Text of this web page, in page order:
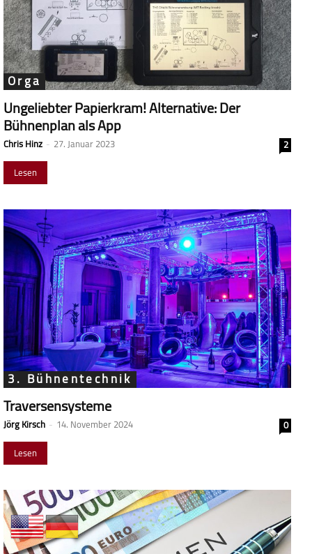
Orga
Ungeliebter Papierkram! Alternative: Der
Bühnenplan als App
Chris Hinz - 27. Januar 2023
2
Lesen
3. Bühnentechnik
Traversensysteme
Jörg Kirsch - 14. November 2024
0
Lesen